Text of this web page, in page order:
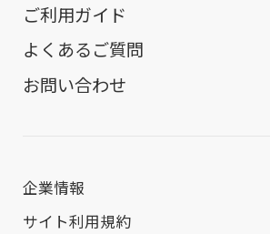
ご利用ガイド
よくあるご質問
お問い合わせ
企業情報
サイト利用規約